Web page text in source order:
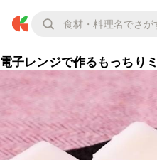
電子レンジで作るもっちり